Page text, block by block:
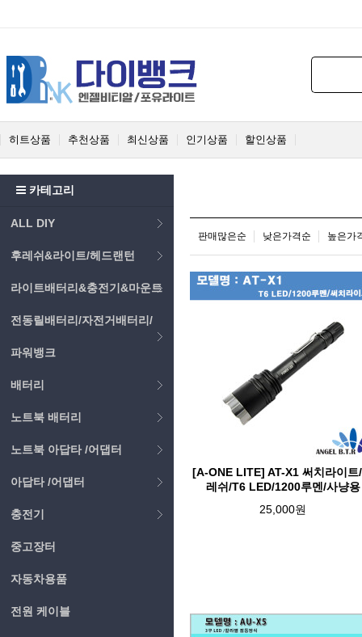
히트상품 추천상품 최신상품 인기상품 할인상품
카테고리
ALL DIY
후레쉬&라이트/헤드랜턴
라이트배터리&충전기&마운트
전동릴배터리/자전거배터리/
파워뱅크
배터리
노트북 배터리
노트북 아답타 /어댑터
아답타 /어댑터
충전기
중고장터
자동차용품
전원 케이블
판매많은순 낮은가격순 높은가
[A-ONE LITE] AT-X1 써치라이트
레쉬/T6 LED/1200루멘/사냥용
25,000원